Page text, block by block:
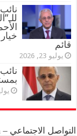
قائم
يوليو 23, 2026
يوليو
التواصل الاجتماعي – Social Media